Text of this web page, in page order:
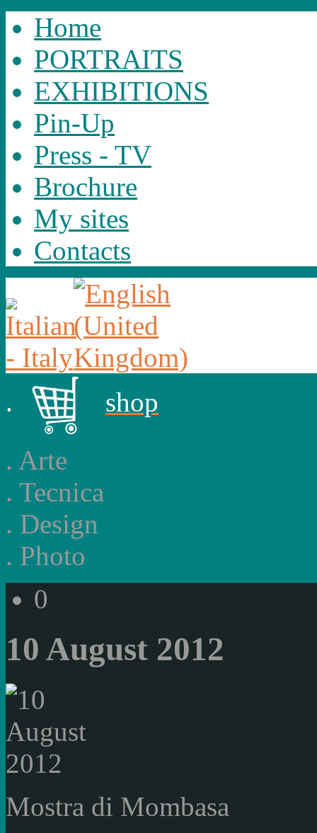
Home
PORTRAITS
EXHIBITIONS
Pin-Up
Press - TV
Brochure
My sites
Contacts
.
shop
. Arte
. Tecnica
. Design
. Photo
0
10 August 2012
Mostra di Mombasa